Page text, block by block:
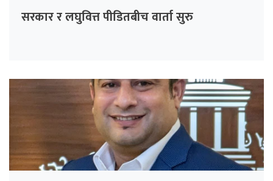
सरकार र लघुवित्त पीडितबीच वार्ता सुरु